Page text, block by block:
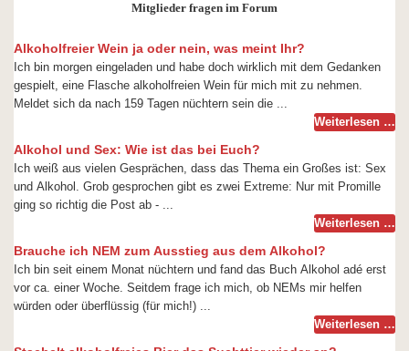
Mitglieder fragen im Forum
Alkoholfreier Wein ja oder nein, was meint Ihr?
Ich bin morgen eingeladen und habe doch wirklich mit dem Gedanken
gespielt, eine Flasche alkoholfreien Wein für mich mit zu nehmen.
Meldet sich da nach 159 Tagen nüchtern sein die ...
Weiterlesen …
Alkohol und Sex: Wie ist das bei Euch?
Ich weiß aus vielen Gesprächen, dass das Thema ein Großes ist: Sex
und Alkohol. Grob gesprochen gibt es zwei Extreme: Nur mit Promille
ging so richtig die Post ab - ...
Weiterlesen …
Brauche ich NEM zum Ausstieg aus dem Alkohol?
Ich bin seit einem Monat nüchtern und fand das Buch Alkohol adé erst
vor ca. einer Woche. Seitdem frage ich mich, ob NEMs mir helfen
würden oder überflüssig (für mich!) ...
Weiterlesen …